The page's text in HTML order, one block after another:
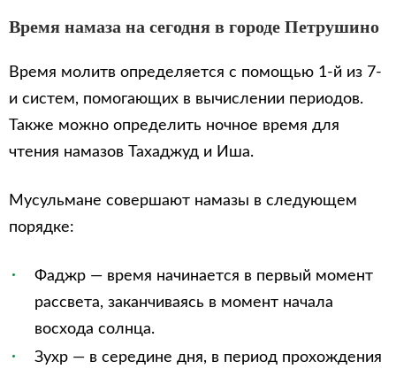
Время намаза на сегодня в городе Петрушино
Время молитв определяется с помощью 1-й из 7-
и систем, помогающих в вычислении периодов.
Также можно определить ночное время для
чтения намазов Тахаджуд и Иша.
Мусульмане совершают намазы в следующем
порядке:
Фаджр — время начинается в первый момент
рассвета, заканчиваясь в момент начала
восхода солнца.
Зухр — в середине дня, в период прохождения